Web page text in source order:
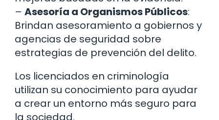
– Asesoría a Organismos Públicos:
Brindan asesoramiento a gobiernos y
agencias de seguridad sobre
estrategias de prevención del delito.
Los licenciados en criminología
utilizan su conocimiento para ayudar
a crear un entorno más seguro para
la sociedad.